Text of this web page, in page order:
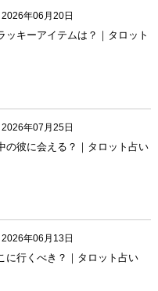
2026年06月20日
ッキーアイテムは？｜タロット
2026年07月25日
の彼に会える？｜タロット占い
2026年06月13日
に行くべき？｜タロット占い